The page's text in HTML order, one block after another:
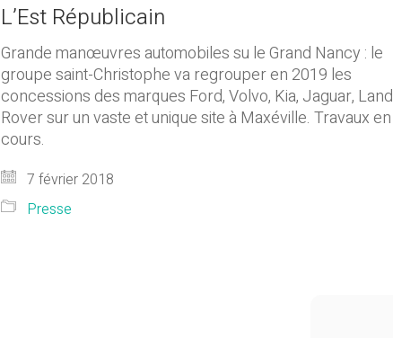
L’Est Républicain
Grande manœuvres automobiles su le Grand Nancy : le
groupe saint-Christophe va regrouper en 2019 les
concessions des marques Ford, Volvo, Kia, Jaguar, Land
Rover sur un vaste et unique site à Maxéville. Travaux en
cours.
7 février 2018
Presse